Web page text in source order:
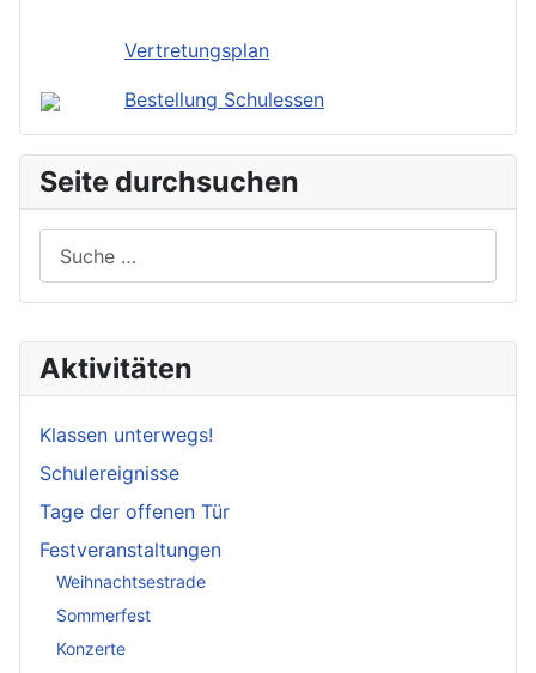
Aktivitäten
Klassen unterwegs!
Schulereignisse
Tage der offenen Tür
Festveranstaltungen
Weihnachtsestrade
Sommerfest
Konzerte
Vertretungsplan
Bestellung Schulessen
Seite durchsuchen